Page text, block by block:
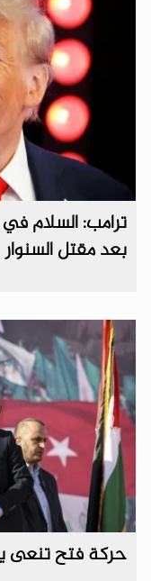
ترامب: السلام
بعد مقتل السنوار
حركة فتح تنعى